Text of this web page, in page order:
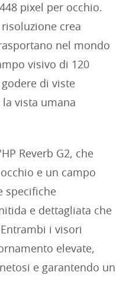
pixel per occhio.
crea
nel mondo
visivo di 120
di viste
vista umana
Reverb G2, che
e un campo
specifiche
e dettagliata che
i visori
elevate,
e garantendo un